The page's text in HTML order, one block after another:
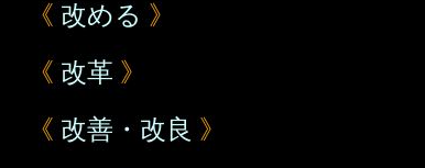
《 改める 》
《 改革 》
《 改善・改良 》